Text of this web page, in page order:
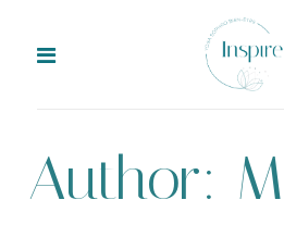
Author: